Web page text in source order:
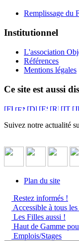
Remplissage du
Institutionnel
L'association
Références
Mentions légales
Ce site est aussi
Suivez notre actualité
Plan du site
Restez informés !
Accessible à tous
Les Filles aussi !
Haut de Gamme
Emplois/Stages